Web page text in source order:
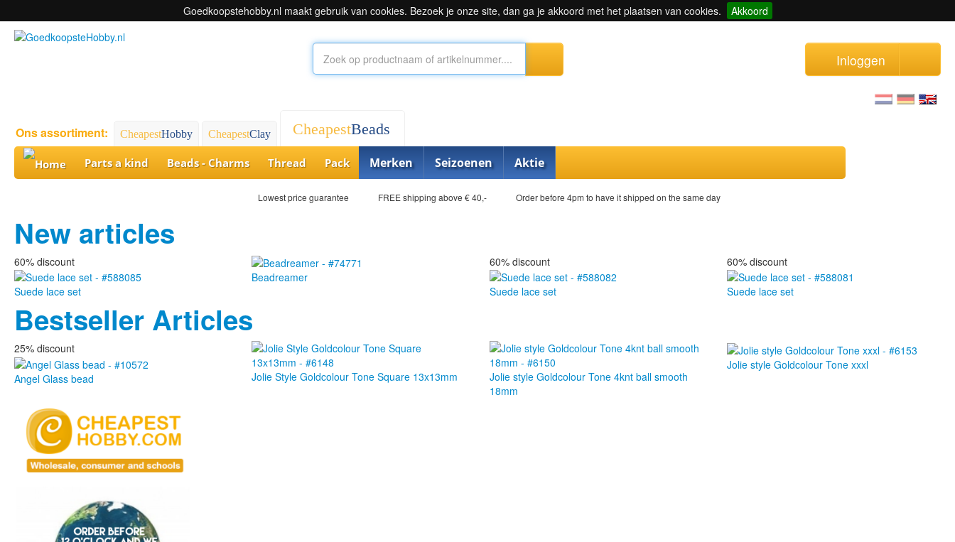
Goedkoopstehobby.nl maakt gebruik van cookies. Bezoek je onze site, dan ga je akkoord met het plaatsen van cookies. Akkoord
Inloggen
Ons assortiment: CheapestHobby CheapestClay CheapestBeads
Parts a kind Beads - Charms Thread Pack Merken Seizoenen Aktie
Lowest price guarantee FREE shipping above € 40,- Order before 4pm to have it shipped on the same day
New articles
60% discount
Suede lace set
Beadreamer
60% discount
Suede lace set
60% discount
Suede lace set
Bestseller Articles
25% discount
Angel Glass bead Jolie Style Goldcolour Tone Square 13x13mm
Jolie style Goldcolour Tone 4knt ball smooth
18mm
Jolie style Goldcolour Tone xxxl